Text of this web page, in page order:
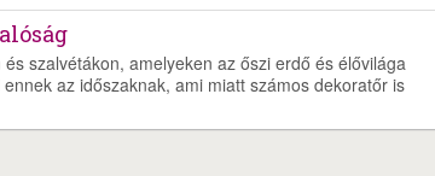
szalvétákon, amelyeken az őszi erdő és élővilága
az időszaknak, ami miatt számos dekoratőr is